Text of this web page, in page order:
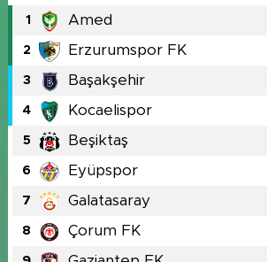
1 Amed
2 Erzurumspor FK
3 Başakşehir
4 Kocaelispor
5 Beşiktaş
6 Eyüpspor
7 Galatasaray
8 Çorum FK